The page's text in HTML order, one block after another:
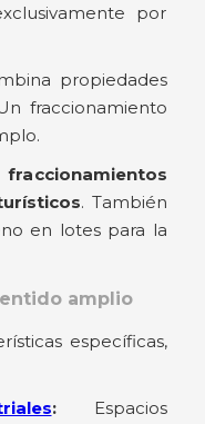
por
propiedades
fraccionamiento
. También
en lotes para la
amplio
específicas,
:Espacios